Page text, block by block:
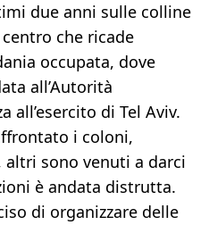
due anni sulle colline
che ricade
occupata, dove
all’Autorità
all’esercito di Tel Aviv.
i coloni,
sono venuti a darci
è andata distrutta.
di organizzare delle